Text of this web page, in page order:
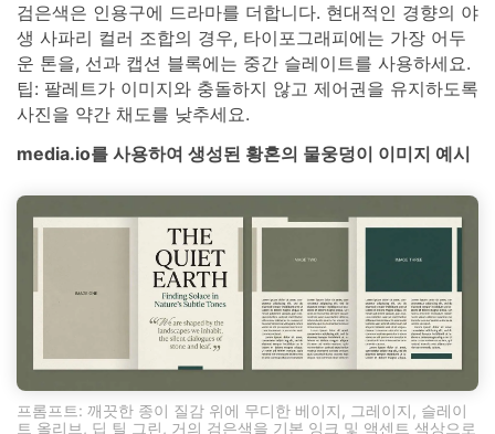
검은색은 인용구에 드라마를 더합니다. 현대적인 경향의 야
생 사파리 컬러 조합의 경우, 타이포그래피에는 가장 어두
운 톤을, 선과 캡션 블록에는 중간 슬레이트를 사용하세요.
팁: 팔레트가 이미지와 충돌하지 않고 제어권을 유지하도록
사진을 약간 채도를 낮추세요.
media.io를 사용하여 생성된 황혼의 물웅덩이 이미지 예시
프롬프트: 깨끗한 종이 질감 위에 무디한 베이지, 그레이지, 슬레이
트 올리브, 딥 틸 그린, 거의 검은색을 기본 잉크 및 액센트 색상으로